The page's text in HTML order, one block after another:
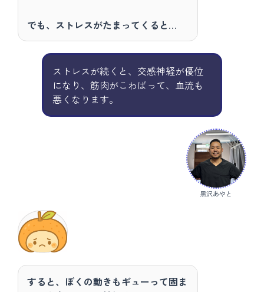
でも、ストレスがたまってくると…
ストレスが続くと、交感神経が優位
になり、筋肉がこわばって、血流も
悪くなります。
黒沢あやと
すると、ぼくの動きもギューって固ま